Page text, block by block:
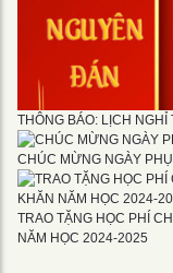
THÔNG BÁO: LỊCH
CHÚC MỪNG NGÀY
TRAO TẶNG HỌC PHÍ
NĂM HỌC 2024-2025